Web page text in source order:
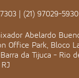
| (21) 97029-5930
Abelardo
Office Park, Bloco
Barra da Tijuca - Rio